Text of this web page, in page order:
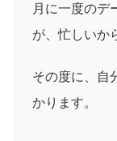
月に一度のデ
が、忙しいか
その度に、自
かります。